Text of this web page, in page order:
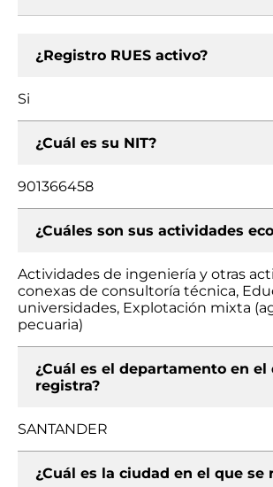
¿Registro RUES activo?
Si
¿Cuál es su NIT?
901366458
¿Cuáles son sus actividades
Actividades de ingeniería y otras
conexas de consultoría técnica,
universidades, Explotación mixta
pecuaria)
¿Cuál es el departamento en el
registra?
SANTANDER
¿Cuál es la ciudad en el que se